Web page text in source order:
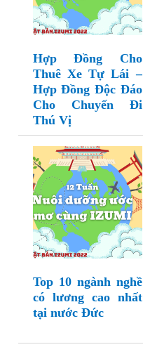
Hợp Đồng Cho
Thuê Xe Tự Lái –
Hợp Đồng Độc Đáo
Cho Chuyến Đi
Thú Vị
Top 10 ngành nghề
có lương cao nhất
tại nước Đức